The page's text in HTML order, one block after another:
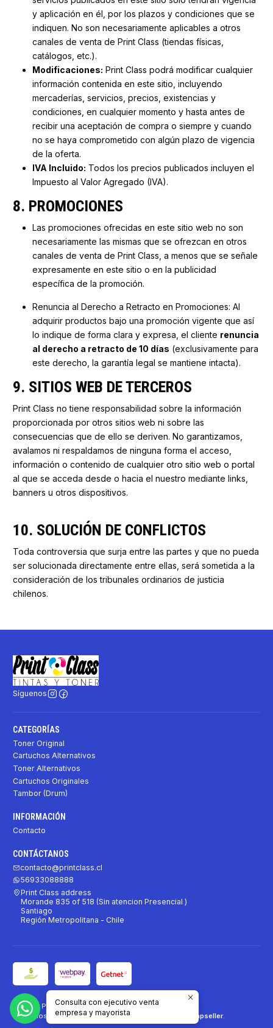
y aplicación en él, por los plazos y condiciones que se
indiquen. No son necesariamente aplicables a otros
canales de venta de Print Class (tiendas físicas,
catálogos, etc.).
Modificaciones: Print Class podrá modificar cualquier
información contenida en este sitio, incluyendo
mercaderías, servicios, precios, existencias y
condiciones, en cualquier momento y hasta antes de
recibir una aceptación de compra o siempre y cuando
no se haya comprometido con algún plazo de vigencia
de la oferta.
IVA Incluido: Todos los precios publicados incluyen el
Impuesto al Valor Agregado (IVA).
8. PROMOCIONES
Las promociones ofrecidas en este sitio web no son
necesariamente las mismas que se ofrezcan en otros
canales de venta de Print Class, a menos que se señale
expresamente en este sitio o en la publicidad
específica de la promoción.
Renuncia al Derecho a Retracto en Promociones: Al
adquirir productos bajo una promoción vigente que así
lo indique de forma clara y expresa, el cliente renuncia
al derecho a retracto de 10 días (exclusivamente para
este derecho, la garantía legal se mantiene intacta).
9. SITIOS WEB DE TERCEROS
Print Class no tiene responsabilidad sobre la información
proporcionada por otros sitios web ni sobre las
consecuencias que de ello se deriven. No garantizamos,
avalamos ni respaldamos de ninguna forma el acceso,
información o contenido de cualquier otro sitio web o portal
al que se acceda desde o hacia el nuestro mediante links,
banners u otros dispositivos.
10. SOLUCIÓN DE CONFLICTOS
Toda controversia que surja entre las partes y que no pueda
ser solucionada directamente entre ellas, será sometida a la
consideración de los tribunales ordinarios de justicia
chilenos.
Síguenos
CATEGORÍAS
Toner Original
Cartuchos Alternativos
Toner Alternativos
Cartuchos Originales
Tambor (Drum)
INFORMACIÓN
Contacto
CONTÁCTANOS
contacto@printclass.cl
56933088888
Print Class address
Morande 835 of 518 (Sin atencion Presencial )
Santiago
Región Metropolitana - Chile
2026 Print Class.
Todos los derechos reservados.Desarrollado por Jumpseller.
Consulta con ejecutivo venta
empresa y mayorista